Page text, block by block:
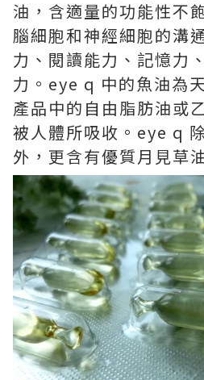
油，含適量的功能性不
腦細胞和神經細胞的溝
力、閱讀能力、記憶力
力。eye q 中的魚油為
產品中的自由脂肪油或
被人體所吸收。eye q
外，更含有優質月見草